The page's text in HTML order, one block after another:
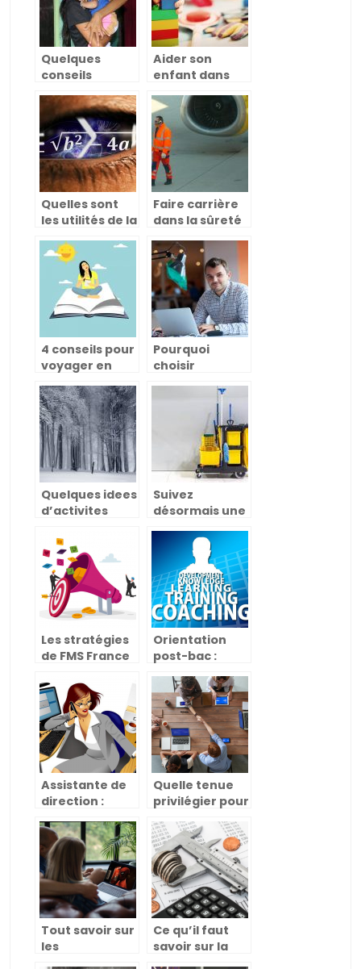
Quelques
conseils
une jeune
maman
Aider son
enfant dans
et l’éveil.
Quelles sont
les utilités de la
dans les futurs
métiers de
demain?
Faire carrière
dans la sûreté
une filière peu
connu du
secteur aérien
4 conseils pour
voyager en
Pourquoi
choisir
Quelques idees
d’activites
enfants en
hiver
Suivez
désormais une
qualifiante en
hygiène et
salubrité en
France
Les stratégies
de FMS France
l’activité
commerciale
d’une
entreprise ?
Orientation
post-bac :
après le bac
Assistante de
direction :
compétences
avoir ?
Quelle tenue
privilégier pour
entretien
d’embauche ?
Tout savoir sur
les
Ce qu’il faut
savoir sur la